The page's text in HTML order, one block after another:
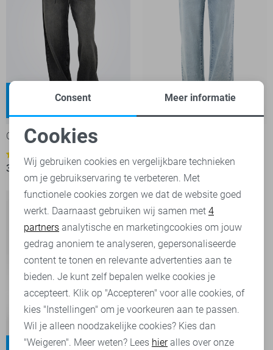
Only Jeans
37,50 49,99
Blush
Wilona
Noodzakelijke cookies
Personalisatie cookies
Analytische cookies
Marketing cookies
Consent Meer informatie
Cookies
Wij gebruiken cookies en vergelijkbare technieken
om je gebruikservaring te verbeteren. Met
functionele cookies zorgen we dat de website goed
werkt. Daarnaast gebruiken wij samen met 4
partners analytische en marketingcookies om jouw
gedrag anoniem te analyseren, gepersonaliseerde
content te tonen en relevante advertenties aan te
bieden. Je kunt zelf bepalen welke cookies je
accepteert. Klik op "Accepteren" voor alle cookies, of
kies "Instellingen" om je voorkeuren aan te passen.
Wil je alleen noodzakelijke cookies? Kies dan
"Weigeren". Meer weten? Lees hieralles over onze